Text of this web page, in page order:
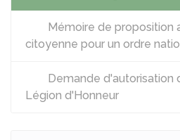
Mémoire de proposition
citoyenne pour un ordre
Demande d'autorisation
Légion d'Honneur